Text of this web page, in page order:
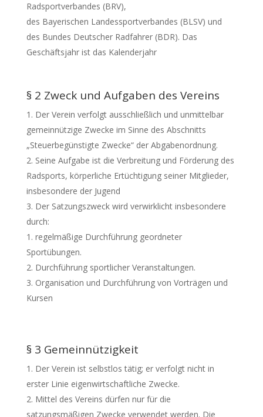
Radsportverbandes (BRV),
des Bayerischen Landessportverbandes (BLSV) und
des Bundes Deutscher Radfahrer (BDR). Das
Geschäftsjahr ist das Kalenderjahr
§ 2 Zweck und Aufgaben des Vereins
Der Verein verfolgt ausschließlich und unmittelbar
gemeinnützige Zwecke im Sinne des Abschnitts
„Steuerbegünstigte Zwecke“ der Abgabenordnung.
Seine Aufgabe ist die Verbreitung und Förderung des
Radsports, körperliche Ertüchtigung seiner Mitglieder,
insbesondere der Jugend
Der Satzungszweck wird verwirklicht insbesondere
durch:
regelmäßige Durchführung geordneter
Sportübungen.
Durchführung sportlicher Veranstaltungen.
Organisation und Durchführung von Vorträgen und
Kursen
§ 3 Gemeinnützigkeit
Der Verein ist selbstlos tätig; er verfolgt nicht in
erster Linie eigenwirtschaftliche Zwecke.
Mittel des Vereins dürfen nur für die
satzungsmäßigen Zwecke verwendet werden. Die